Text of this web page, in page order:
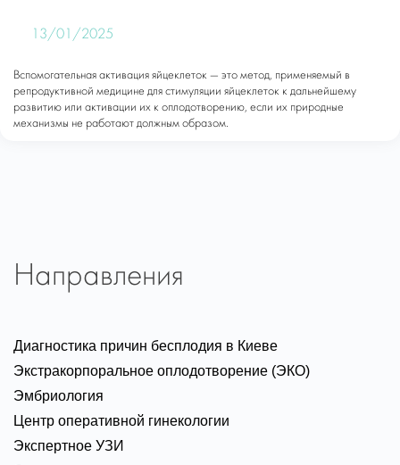
13/01/2025
Вспомогательная активация яйцеклеток — это метод, применяемый в
репродуктивной медицине для стимуляции яйцеклеток к дальнейшему
развитию или активации их к оплодотворению, если их природные
механизмы не работают должным образом.
Направления
Диагностика причин бесплодия в Киеве
Экстракорпоральное оплодотворение (ЭКО)
Эмбриология
Центр оперативной гинекологии
Экспертное УЗИ